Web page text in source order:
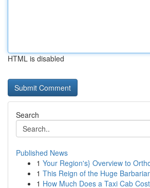
HTML is disabled
Search
Published News
1 Your Region's} Overview to
1 This Reign of the Huge
1 How Much Does a Taxi Cab